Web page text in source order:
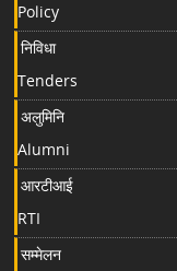
Policy
निविधा
Tenders
अलुमिनि
Alumni
आरटीआई
RTI
सम्मेलन